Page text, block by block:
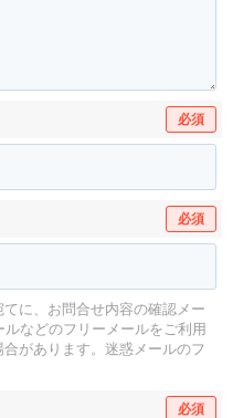
必須
必須
に、お問合せ内容の確認メー
などのフリーメールをご利用
があります。 迷惑メールのフ
必須